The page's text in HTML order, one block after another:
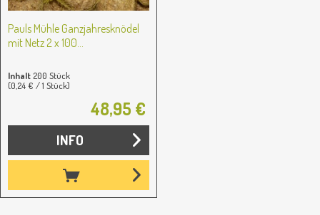
Pauls Mühle Ganzjahresknödel
mit Netz 2 x 100...
Inhalt 200 Stück
(0,24 € / 1 Stück)
48,95 €
INFO